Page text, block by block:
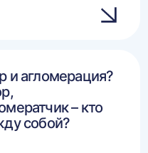
и агломерация?
– кто
собой?